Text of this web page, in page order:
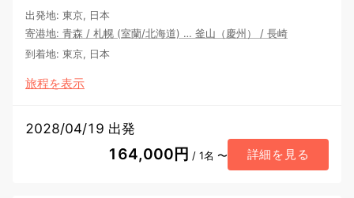
出発地: 東京, 日本
寄港地: 青森 / 札幌 (室蘭/北海道) … 釜山（慶州） / 長崎
到着地: 東京, 日本
旅程を表示
2028/04/19 出発
164,000円 / 1名 〜 詳細を見る